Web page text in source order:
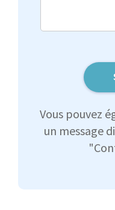
Vous pouvez
un message